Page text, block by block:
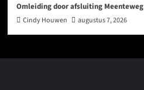
Omleiding door afsluiting Meenteweg
Cindy Houwen augustus 7, 2026